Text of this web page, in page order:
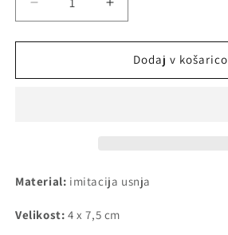
Pomanjšaš
količino
za
Pentljica
Povečaj
količino
za
izdelek
Pentljica
Dodaj v košarico
Material: imitacija usnja
Velikost: 4 x 7,5 cm